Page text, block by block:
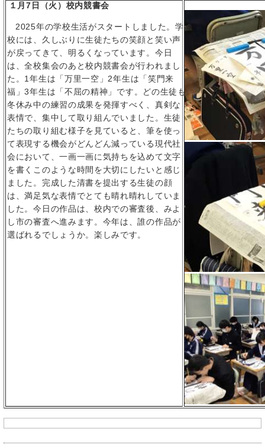
１月7 日（火）校内競書会
2025年の学校生活がスタートしました。学
校には、久しぶりに生徒たちの笑顔と笑い声
が戻ってきて、明るくなっています。今日
は、全校集会のあと校内競書会が行われまし
た。 1年生は「万里一空」 2年生は「笑門来
福」3年生は「不屈の精神」です。どの生徒も
冬休み中の練習の成果を発揮すべく、真剣な
表情で、集中して取り組んでいました。生徒
たちの取り組む様子を見ていると、筆を使っ
て表現する機会がどんどん減っている現代社
会において、一画一画に気持ちを込めて文字
を書くこのような時間を大切にしたいと感じ
ました。完成した清書を提出する生徒の顔
は、満足気な表情でとても晴れ晴れしていま
した。今日の作品は、校内での審査後、みよ
し市の審査へ進みます。今年は、誰の作品が
選ばれるでしょうか。楽しみです。